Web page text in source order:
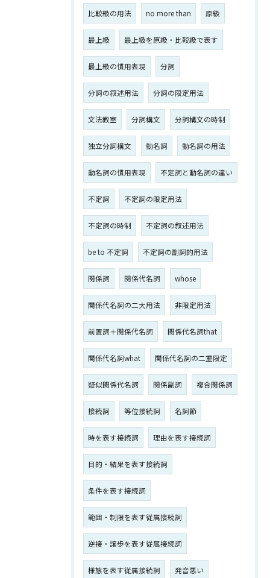
比較級の用法 no more than 原級
最上級 最上級を原級・比較級で表す
最上級の慣用表現 分詞
分詞の叙述用法 分詞の限定用法
文法教室 分詞構文 分詞構文の時制
独立分詞構文 動名詞 動名詞の用法
動名詞の慣用表現 不定詞と動名詞の違い
不定詞 不定詞の限定用法
不定詞の時制 不定詞の叙述用法
be to 不定詞 不定詞の副詞的用法
関係詞 関係代名詞 whose
関係代名詞の二大用法 非限定用法
前置詞＋関係代名詞 関係代名詞that
関係代名詞what 関係代名詞の二重限定
疑似関係代名詞 関係副詞 複合関係詞
接続詞 等位接続詞 名詞節
時を表す接続詞 理由を表す接続詞
目的・結果を表す接続詞
条件を表す接続詞
範囲・制限を表す従属接続詞
逆接・譲歩を表す従属接続詞
様態を表す従属接続詞 発音悪い